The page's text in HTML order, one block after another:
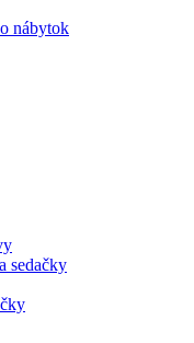
nábytok
sedačky